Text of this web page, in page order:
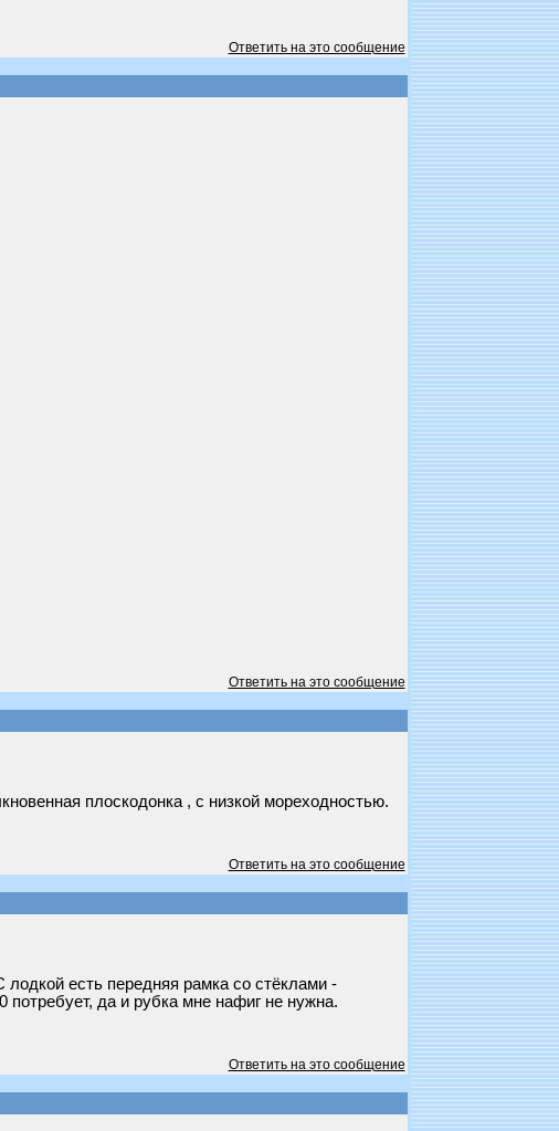
Ответить на это сообщение
Ответить на это сообщение
плоскодонка , с низкой мореходностью.
Ответить на это сообщение
есть передняя рамка со стёклами -
да и рубка мне нафиг не нужна.
Ответить на это сообщение